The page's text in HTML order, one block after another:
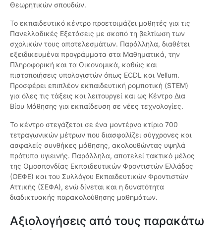
Θεωρητικών σπουδών.
Το εκπαιδευτικό κέντρο προετοιμάζει μαθητές για τις
Πανελλαδικές Εξετάσεις με σκοπό τη βελτίωση των
σχολικών τους αποτελεσμάτων. Παράλληλα, διαθέτει
εξειδικευμένα προγράμματα στα Μαθηματικά, την
Πληροφορική και τα Οικονομικά, καθώς και
πιστοποιήσεις υπολογιστών όπως ECDL και Vellum.
Προσφέρει επιπλέον εκπαιδευτική ρομποτική (STEM)
για όλες τις τάξεις και λειτουργεί και ως Κέντρο Δια
Βίου Μάθησης για εκπαίδευση σε νέες τεχνολογίες.
Το κέντρο στεγάζεται σε ένα μοντέρνο κτίριο 700
τετραγωνικών μέτρων που διασφαλίζει σύγχρονες και
ασφαλείς συνθήκες μάθησης, ακολουθώντας υψηλά
πρότυπα υγιεινής. Παράλληλα, αποτελεί τακτικό μέλος
της Ομοσπονδίας Εκπαιδευτικών Φροντιστών Ελλάδος
(ΟΕΦΕ) και του Συλλόγου Εκπαιδευτικών Φροντιστών
Αττικής (ΣΕΦΑ), ενώ δίνεται και η δυνατότητα
διαδικτυακής παρακολούθησης μαθημάτων.
Αξιολογήσεις από τους παρακάτω